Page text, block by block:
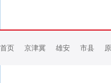
首页 京津冀 雄安 市县